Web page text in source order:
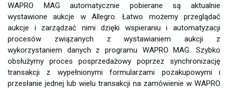
WAPRO MAG automatycznie pobierane są aktualnie
wystawione aukcje w Allegro. Łatwo możemy przeglądać
aukcje i zarządzać nimi dzięki wspieraniu i automatyzacji
procesów związanych z wystawianiem aukcji z
wykorzystaniem danych z programu WAPRO MAG. Szybko
obsłużymy proces posprzedażowy poprzez synchronizację
transakcji z wypełnionymi formularzami pozakupowymi i
przesłanie jednej lub wielu transakcji na zamówienie w WAPRO